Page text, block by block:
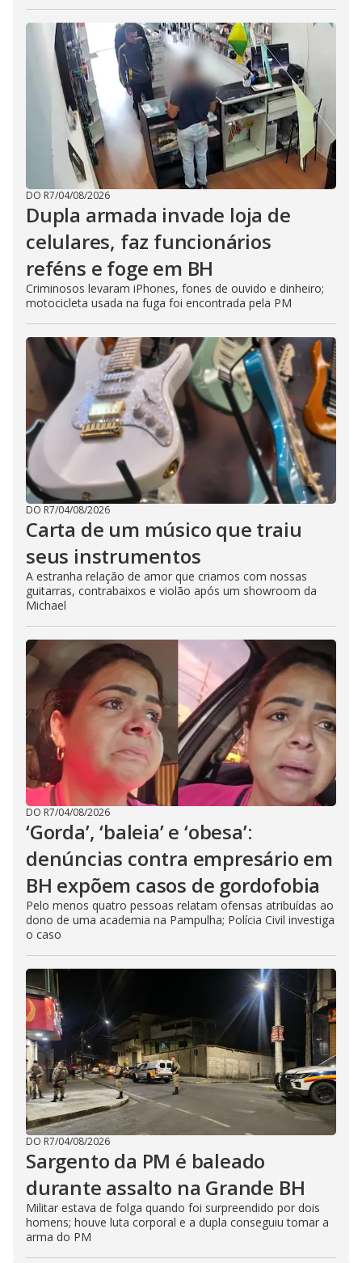
DO R7/04/08/2026
Dupla armada invade loja de
celulares, faz funcionários
reféns e foge em BH
Criminosos levaram iPhones, fones de ouvido e dinheiro;
motocicleta usada na fuga foi encontrada pela PM
DO R7/04/08/2026
Carta de um músico que traiu
seus instrumentos
A estranha relação de amor que criamos com nossas
guitarras, contrabaixos e violão após um showroom da
Michael
DO R7/04/08/2026
‘Gorda’, ‘baleia’ e ‘obesa’:
denúncias contra empresário em
BH expõem casos de gordofobia
Pelo menos quatro pessoas relatam ofensas atribuídas ao
dono de uma academia na Pampulha; Polícia Civil investiga
o caso
DO R7/04/08/2026
Sargento da PM é baleado
durante assalto na Grande BH
Militar estava de folga quando foi surpreendido por dois
homens; houve luta corporal e a dupla conseguiu tomar a
arma do PM